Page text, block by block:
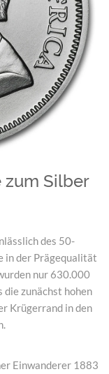
Silber
des 50-
in der Prägequalität
nur 630.000
die zunächst hohen
Krügerrand in den
Einwanderer 1883